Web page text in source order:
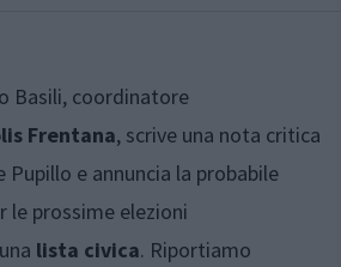
Basili, coordinatore
Frentana, scrive una nota critica
e annuncia la probabile
le prossime elezioni
lista civica. Riportiamo